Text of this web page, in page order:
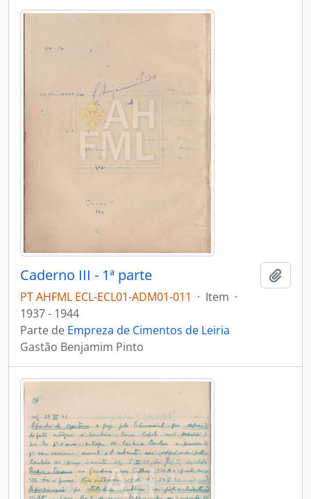
Caderno III - 1ª parte
PT AHFML ECL-ECL01-ADM01-011 · Item ·
1937 - 1944
Parte de Empreza de Cimentos de Leiria
Gastão Benjamim Pinto